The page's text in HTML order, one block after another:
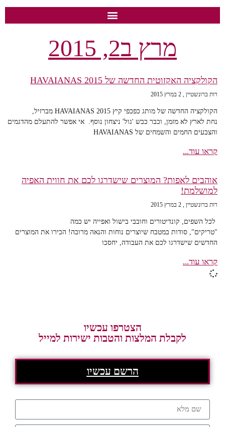
מרץ ב2, 2015
הקולקציה האקזוטית החדשה של HAVAIANAS 2015
רות ברונשטיין 2 במרץ 2015
הקולקציה החדשה של מותג כפכפי קיץ HAVAIANAS 2015 מברזיל,
נחת לארץ לא מזמן, וכבר כבש 'גול' ניצחון נוסף. אי אפשר להתעלם מהדגמים
והצבעים החמים והשמחים של HAVAIANAS
קראו עוד...
אוהבים לאפות? המוצרים שישדרגו לכם את חווית האפיה
למושלמת!
רות ברונשטיין 2 במרץ 2015
לכל השפים, קונדיטורים וחובבי בישול ואפייה יש כמה
"טריקים", סודות במטבח שיוצרים נוחות והנאה מרובה! הכירו את המוצרים
החדשים שישדרגו לכם את העבודה, יחסכו
קראו עוד...
הצטרפו עכשיו
לקבלת המלצות והטבות ישירות למייל
הרשם עכשיו